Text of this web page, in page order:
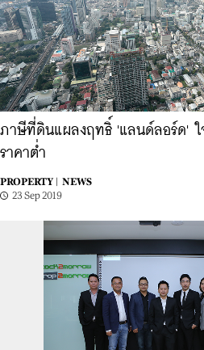
ภาษีที่ดินแผลงฤทธิ์ 'แลนด์ลอร์ด'
ราคาต่ำ
PROPERTY |
NEWS
23 Sep 2019